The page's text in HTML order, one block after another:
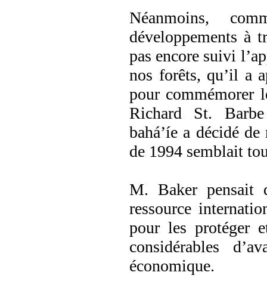
Néanmoins,
développements à
pas encore suivi
nos forêts, qu’il a
pour commémorer
Richard St.
bahá’íe a décidé
de 1994 semblait
M. Baker pensait
ressource
pour les protéger
considérables
économique.